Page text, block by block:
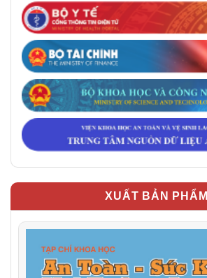
XUẤT BẢN PHẨM